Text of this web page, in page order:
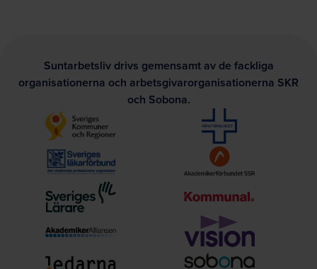
Suntarbetsliv drivs gemensamt av de fackliga
organisationerna och arbetsgivarorganisationerna SKR
och Sobona.